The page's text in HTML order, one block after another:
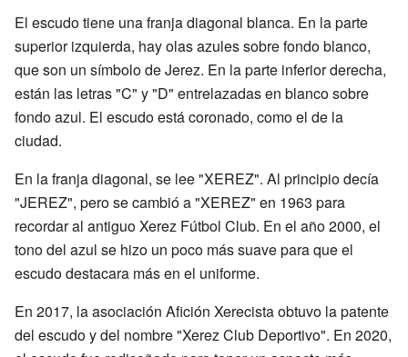
El escudo tiene una franja diagonal blanca. En la parte
superior izquierda, hay olas azules sobre fondo blanco,
que son un símbolo de Jerez. En la parte inferior derecha,
están las letras "C" y "D" entrelazadas en blanco sobre
fondo azul. El escudo está coronado, como el de la
ciudad.
En la franja diagonal, se lee "XEREZ". Al principio decía
"JEREZ", pero se cambió a "XEREZ" en 1963 para
recordar al antiguo Xerez Fútbol Club. En el año 2000, el
tono del azul se hizo un poco más suave para que el
escudo destacara más en el uniforme.
En 2017, la asociación Afición Xerecista obtuvo la patente
del escudo y del nombre "Xerez Club Deportivo". En 2020,